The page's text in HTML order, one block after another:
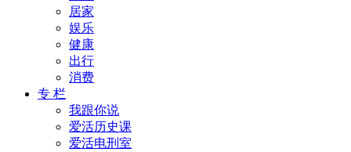
居家
娱乐
健康
出行
消费
专 栏
我跟你说
爱活历史课
爱活电刑室